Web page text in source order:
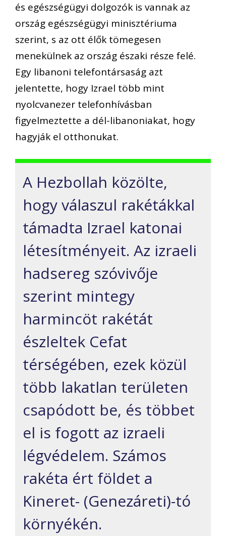
és egészségügyi dolgozók is vannak az
ország egészségügyi minisztériuma
szerint, s az ott élők tömegesen
menekülnek az ország északi része felé.
Egy libanoni telefontársaság azt
jelentette, hogy Izrael több mint
nyolcvanezer telefonhívásban
figyelmeztette a dél-libanoniakat, hogy
hagyják el otthonukat.
A Hezbollah közölte,
hogy válaszul rakétákkal
támadta Izrael katonai
létesítményeit. Az izraeli
hadsereg szóvivője
szerint mintegy
harmincöt rakétát
észleltek Cefat
térségében, ezek közül
több lakatlan területen
csapódott be, és többet
el is fogott az izraeli
légvédelem. Számos
rakéta ért földet a
Kineret- (Genezáreti)-tó
környékén.